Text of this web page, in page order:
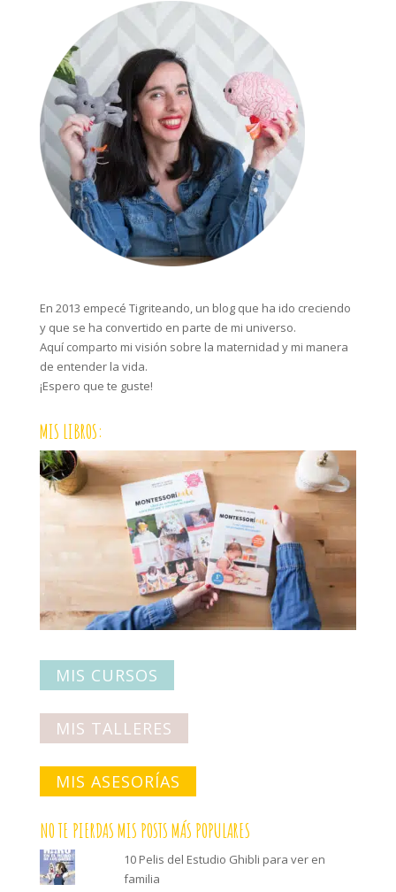
En 2013 empecé Tigriteando, un blog que ha ido creciendo
y que se ha convertido en parte de mi universo.
Aquí comparto mi visión sobre la maternidad y mi manera
de entender la vida.
¡Espero que te guste!
MIS LIBROS:
MIS CURSOS
MIS TALLERES
MIS ASESORÍAS
NO TE PIERDAS MIS POSTS MÁS POPULARES
10 Pelis del Estudio Ghibli para ver en
familia